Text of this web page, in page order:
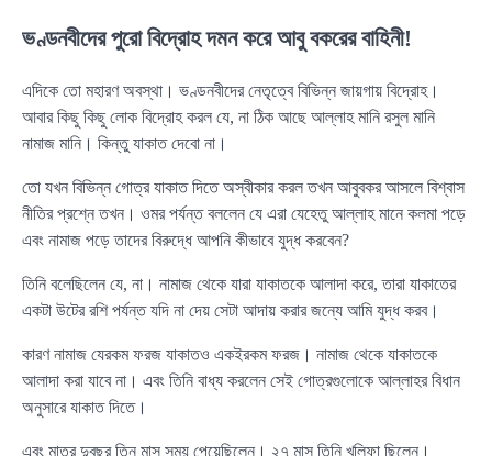
ভণ্ডনবীদের পুরো বিদ্রোহ দমন করে আবু বকরের বাহিনী!
এদিকে তো মহারণ অবস্থা। ভণ্ডনবীদের নেতৃত্বে বিভিন্ন জায়গায় বিদ্রোহ।
আবার কিছু কিছু লোক বিদ্রোহ করল যে, না ঠিক আছে আল্লাহ মানি রসুল মানি
নামাজ মানি। কিন্তু যাকাত দেবো না।
তো যখন বিভিন্ন গোত্র যাকাত দিতে অস্বীকার করল তখন আবুবকর আসলে বিশ্বাস
নীতির প্রশ্নে তখন। ওমর পর্যন্ত বললেন যে এরা যেহেতু আল্লাহ মানে কলমা পড়ে
এবং নামাজ পড়ে তাদের বিরুদ্ধে আপনি কীভাবে যুদ্ধ করবেন?
তিনি বলেছিলেন যে, না। নামাজ থেকে যারা যাকাতকে আলাদা করে, তারা যাকাতের
একটা উটের রশি পর্যন্ত যদি না দেয় সেটা আদায় করার জন্যে আমি যুদ্ধ করব।
কারণ নামাজ যেরকম ফরজ যাকাতও একইরকম ফরজ। নামাজ থেকে যাকাতকে
আলাদা করা যাবে না। এবং তিনি বাধ্য করলেন সেই গোত্রগুলোকে আল্লাহর বিধান
অনুসারে যাকাত দিতে।
এবং মাত্র দুবছর তিন মাস সময় পেয়েছিলেন। ২৭ মাস তিনি খলিফা ছিলেন।